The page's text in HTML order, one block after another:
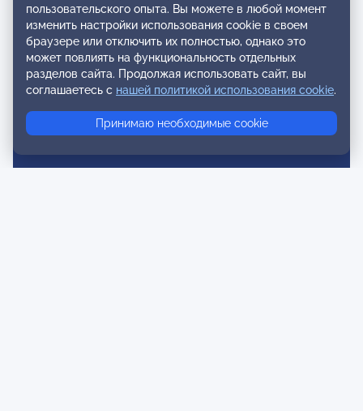
Субботние конференции
Фотогалерея
Новости
пользовательского опыта. Вы можете в любой момент
изменить настройки использования cookie в своем
браузере или отключить их полностью, однако это
может повлиять на функциональность отдельных
разделов сайта. Продолжая использовать сайт, вы
соглашаетесь с нашей политикой использования cookie.
Принимаю необходимые cookie